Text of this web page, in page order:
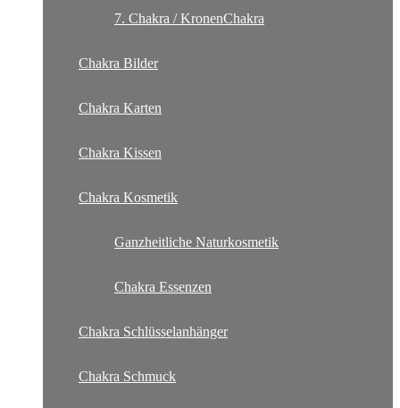
7. Chakra / KronenChakra
Chakra Bilder
Chakra Karten
Chakra Kissen
Chakra Kosmetik
Ganzheitliche Naturkosmetik
Chakra Essenzen
Chakra Schlüsselanhänger
Chakra Schmuck